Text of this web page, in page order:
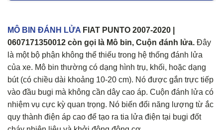
MÔ BIN ĐÁNH LỬA FIAT PUNTO 2007-2020 |
0607171350012 còn gọi là Mô bin, Cuộn đánh lửa. Đây
là một bộ phận không thể thiếu trong hệ thống đánh lửa
của xe. Mô bin thường có dạng hình trụ, khối, hoặc dạng
bút (có chiều dài khoảng 10-20 cm). Nó được gắn trực tiếp
vào đầu bugi mà không cần dây cao áp. Cuộn đánh lửa có
nhiệm vụ cực kỳ quan trọng. Nó biến đổi năng lượng từ ắc
quy thành điện áp cao để tạo ra tia lửa điện tại bugi đốt